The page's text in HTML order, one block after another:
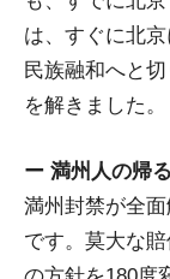
は、すぐに北
民族融和へと
を解きました。
ー 満州人の帰
満州封禁が全
です。莫大な